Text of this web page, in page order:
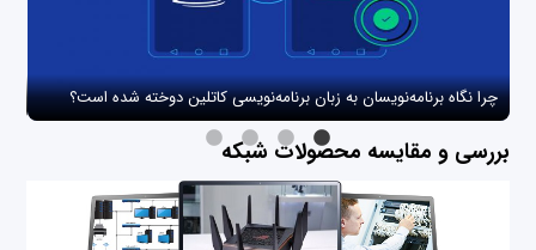
چرا نگاه برنامه‌نویسان به زبان برنامه‌نویسی کاتلین دوخته شده است؟
بررسی و مقایسه محصولات شبکه